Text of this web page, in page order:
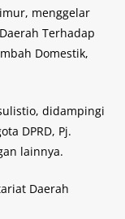
menggelar
Terhadap
Domestik,
didampingi
DPRD, Pj.
lainnya.
Daerah